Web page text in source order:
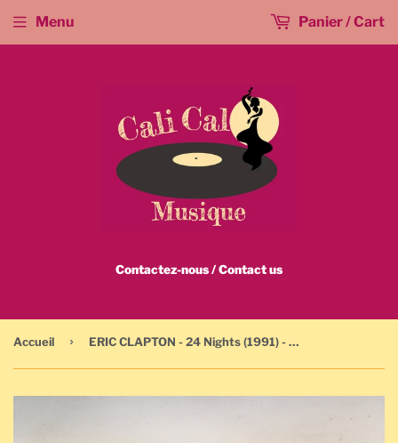
Contactez-nous / Contact us
Menu Panier / Cart
Accueil › ERIC CLAPTON - 24 Nights (1991) - W4 26420 - DOUBLE CASSETTE